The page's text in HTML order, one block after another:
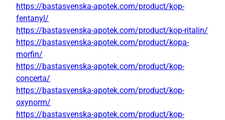
https://bastasvenska-apotek.com/product/kop-
fentanyl/
https://bastasvenska-apotek.com/product/kop-ritalin/
https://bastasvenska-apotek.com/product/kopa-
morfin/
https://bastasvenska-apotek.com/product/kop-
concerta/
https://bastasvenska-apotek.com/product/kop-
oxynorm/
https://bastasvenska-apotek.com/product/kop-